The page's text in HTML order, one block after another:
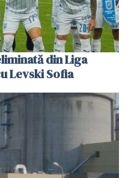
din Liga
Levski Sofia